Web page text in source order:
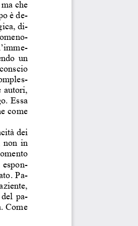
che
è de-
di-
un
Essa
come
dei
non  in
espon-
Pa-
pa-
Come